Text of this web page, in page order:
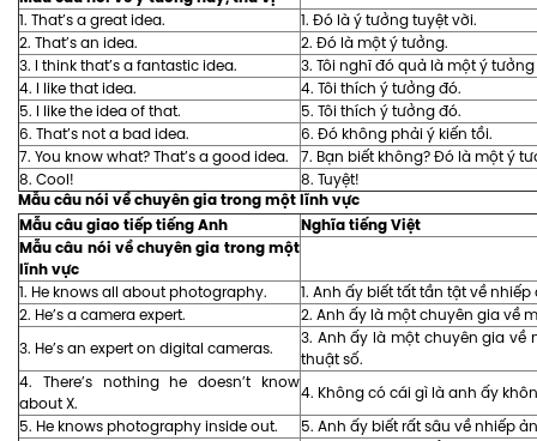
1. That’s a great idea.
1. Đó là ý tưởng tuyệt vời.
2. That’s an idea.
2. Đó là một ý tưởng.
3. I think that’s a fantastic idea.
3. Tôi nghĩ đó quả là một ý
4. I like that idea.
4. Tôi thích ý tưởng đó.
5. I like the idea of that.
5. Tôi thích ý tưởng đó.
6. That’s not a bad idea.
6. Đó không phải ý kiến tồi.
7. You know what? That’s a good idea.
7. Bạn biết không? Đó là một ý
8. Cool!
8. Tuyệt!
Mẫu câu nói về chuyên gia trong một lĩnh vực
Mẫu câu giao tiếp tiếng Anh
Nghĩa tiếng Việt
Mẫu câu nói về chuyên gia trong một
lĩnh vực
1. He knows all about photography.
1. Anh ấy biết tất tần tật về nhiếp
2. He’s a camera expert.
2. Anh ấy là một chuyên gia về
3. He’s an expert on digital cameras.
3. Anh ấy là một chuyên gia về
thuật số.
4. There’s nothing he doesn’t know
about X.
4. Không có cái gì là anh ấy
5. He knows photography inside out.
5. Anh ấy biết rất sâu về nhiếp